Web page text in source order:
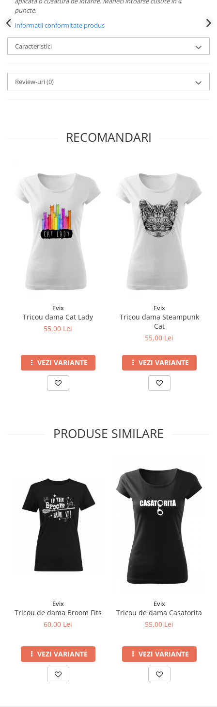
puncte.
Informatii conformitate produs
Caracteristici
Review-uri(0)
RECOMANDARI
Evix
Tricou dama Cat Lady
55,00 Lei
VEZI VARIANTE
Evix
Tricou dama Steampunk
Cat
55,00 Lei
VEZI VARIANTE
PRODUSE SIMILARE
Evix
Tricou de dama Broom Fits
60,00 Lei
VEZI VARIANTE
Evix
Tricou de dama Casatorita
55,00 Lei
VEZI VARIANTE